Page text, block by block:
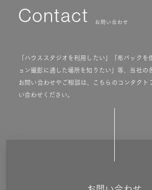
Contact お問い合わせ
「ハウススタジオを利用したい」「布バック
ョン撮影に適した場所を知りたい」等、当社の
お問い合わせやご相談は、こちらのコンタクト
い合わせください。